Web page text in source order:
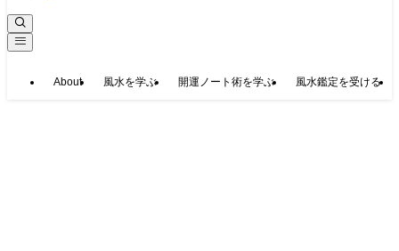
About 風水を学ぶ 開運ノート術を学ぶ 風水鑑定を受ける